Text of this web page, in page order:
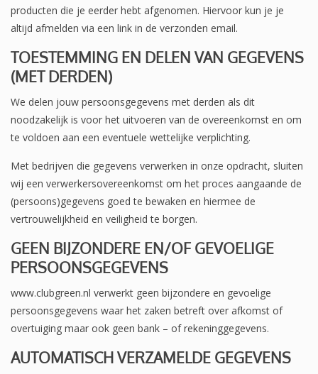
producten die je eerder hebt afgenomen. Hiervoor kun je je
altijd afmelden via een link in de verzonden email.
TOESTEMMING EN DELEN VAN GEGEVENS
(MET DERDEN)
We delen jouw persoonsgegevens met derden als dit
noodzakelijk is voor het uitvoeren van de overeenkomst en om
te voldoen aan een eventuele wettelijke verplichting.
Met bedrijven die gegevens verwerken in onze opdracht, sluiten
wij een verwerkersovereenkomst om het proces aangaande de
(persoons)gegevens goed te bewaken en hiermee de
vertrouwelijkheid en veiligheid te borgen.
GEEN BIJZONDERE EN/OF GEVOELIGE
PERSOONSGEGEVENS
www.clubgreen.nl verwerkt geen bijzondere en gevoelige
persoonsgegevens waar het zaken betreft over afkomst of
overtuiging maar ook geen bank – of rekeninggegevens.
AUTOMATISCH VERZAMELDE GEGEVENS